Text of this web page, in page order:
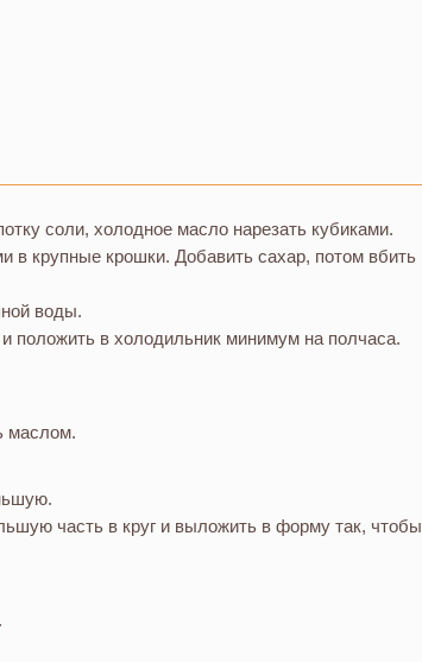
соли, холодное масло нарезать кубиками.
в крупные крошки. Добавить сахар, потом вбить
воды.
положить в холодильник минимум на полчаса.
маслом.
часть в круг и выложить в форму так, чтобы